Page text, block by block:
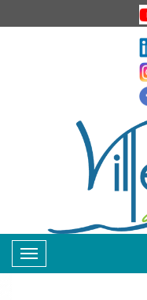
Toggle
navigation